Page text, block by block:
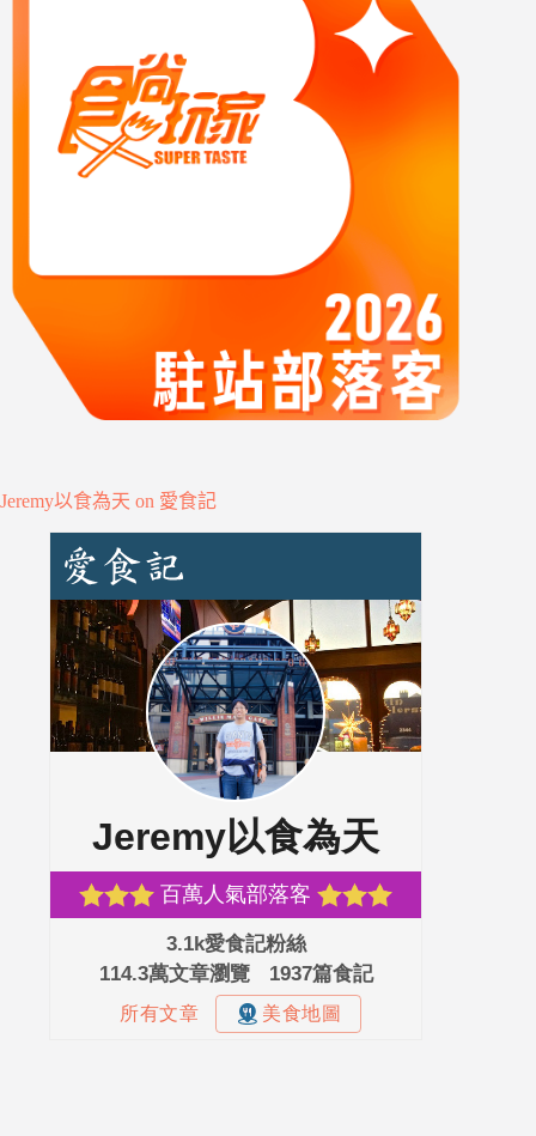
Jeremy以食為天 on 愛食記